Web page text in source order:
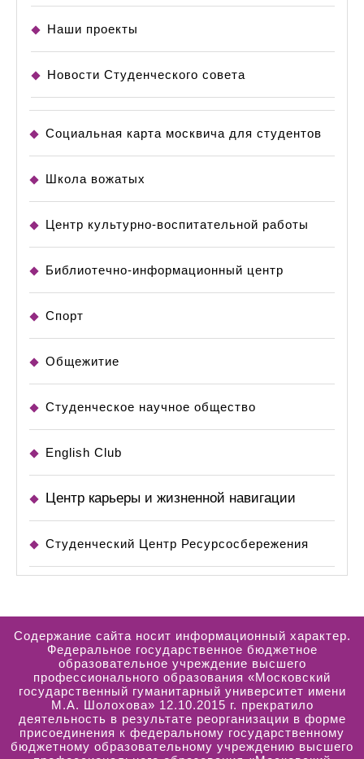
Наши проекты
Новости Студенческого совета
Социальная карта москвича для студентов
Школа вожатых
Центр культурно-воспитательной работы
Библиотечно-информационный центр
Спорт
Общежитие
Студенческое научное общество
English Club
Центр карьеры и жизненной навигации
Студенческий Центр Ресурсосбережения
Содержание сайта носит информационный характер.
Федеральное государственное бюджетное
образовательное учреждение высшего
профессионального образования «Московский
государственный гуманитарный университет имени
М.А. Шолохова» 12.10.2015 г. прекратило
деятельность в результате реорганизации в форме
присоединения к федеральному государственному
бюджетному образовательному учреждению высшего